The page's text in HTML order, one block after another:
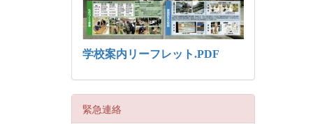
学校案内リーフレット.PDF
緊急連絡